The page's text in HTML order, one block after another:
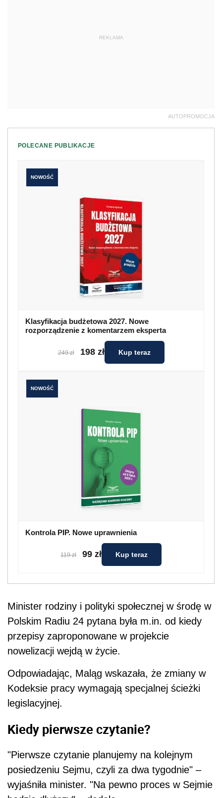
REKLAMA
AUTOPROMOCJA
POLECANE PUBLIKACJE
NOWOŚĆ
Klasyfikacja budżetowa 2027. Nowe
rozporządzenie z komentarzem eksperta
249 zł 198 zł Kup teraz
NOWOŚĆ
Kontrola PIP. Nowe uprawnienia
119 zł 99 zł Kup teraz
Minister rodziny i polityki społecznej w środę w
Polskim Radiu 24 pytana była m.in. od kiedy
przepisy zaproponowane w projekcie
nowelizacji wejdą w życie.
Odpowiadając, Maląg wskazała, że zmiany w
Kodeksie pracy wymagają specjalnej ścieżki
legislacyjnej.
Kiedy pierwsze czytanie?
"Pierwsze czytanie planujemy na kolejnym
posiedzeniu Sejmu, czyli za dwa tygodnie" –
wyjaśniła minister. "Na pewno proces w Sejmie